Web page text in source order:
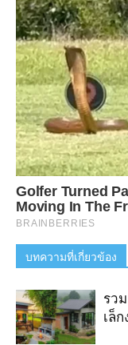
บทความที่เกี่ยวข้อง
รว
เล็